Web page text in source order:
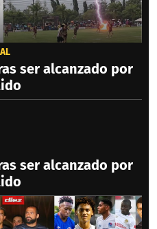
ser alcanzado por
ser alcanzado por